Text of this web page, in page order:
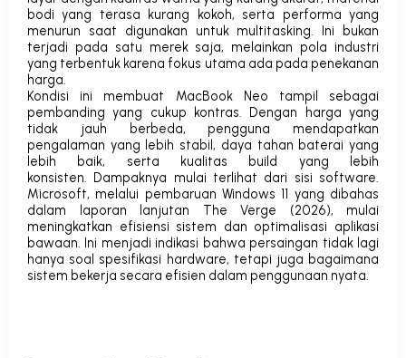
bodi yang terasa kurang kokoh, serta performa yang
menurun saat digunakan untuk multitasking. Ini bukan
terjadi pada satu merek saja, melainkan pola industri
yang terbentuk karena fokus utama ada pada penekanan
harga.
Kondisi ini membuat MacBook Neo tampil sebagai
pembanding yang cukup kontras. Dengan harga yang
tidak jauh berbeda, pengguna mendapatkan
pengalaman yang lebih stabil, daya tahan baterai yang
lebih baik, serta kualitas build yang lebih
konsisten. Dampaknya mulai terlihat dari sisi software.
Microsoft, melalui pembaruan Windows 11 yang dibahas
dalam laporan lanjutan The Verge (2026), mulai
meningkatkan efisiensi sistem dan optimalisasi aplikasi
bawaan. Ini menjadi indikasi bahwa persaingan tidak lagi
hanya soal spesifikasi hardware, tetapi juga bagaimana
sistem bekerja secara efisien dalam penggunaan nyata.